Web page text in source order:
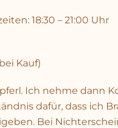
18:30 – 21:00 Uhr
Kauf)
Ich nehme dann
dafür, dass ich
Bei